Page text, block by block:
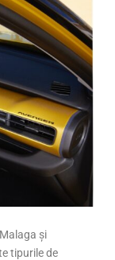
și
tipurile de